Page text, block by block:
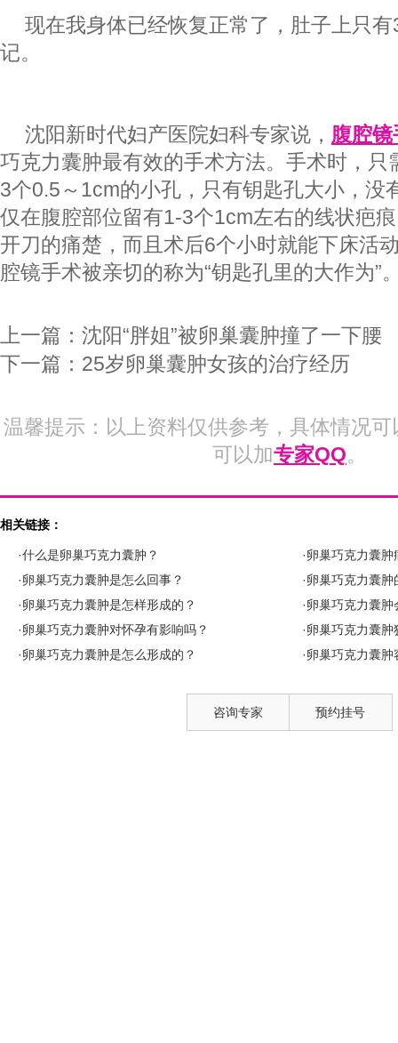
现在我身体已经恢复正常了，肚子上只
记。
沈阳新时代妇产医院妇科专家说， 腹腔
巧克力囊肿最有效的手术方法。手术时，只
3个0.5～1cm的小孔，只有钥匙孔大小，没
仅在腹腔部位留有1-3个1cm左右的线状疤
开刀的痛楚，而且术后6个小时就能下床活
腔镜手术被亲切的称为“钥匙孔里的大作为”
上一篇： 沈阳“胖姐”被卵巢囊肿撞了一下腰
下一篇： 25岁卵巢囊肿女孩的治疗经历
温馨提示：以上资料仅供参考，具体情况可
可以加专家QQ。
相关链接：
·什么是卵巢巧克力囊肿？
·卵巢巧克力囊肿
·卵巢巧克力囊肿是怎么回事？
·卵巢巧克力囊
·卵巢巧克力囊肿是怎样形成的？
·卵巢巧克力囊
·卵巢巧克力囊肿对怀孕有影响吗？
·卵巢巧克力囊肿
·卵巢巧克力囊肿是怎么形成的？
·卵巢巧克力囊
咨询专家 预约挂号